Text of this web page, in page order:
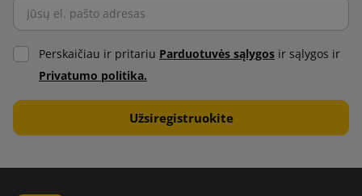
Perskaičiau ir pritariu Parduotuvės sąlygos ir sąlygos ir
Privatumo politika.